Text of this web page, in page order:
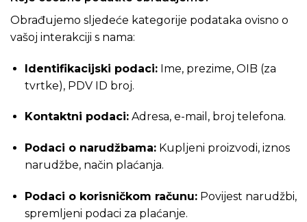
Obrađujemo sljedeće kategorije podataka ovisno o
vašoj interakciji s nama:
Identifikacijski podaci:Ime, prezime, OIB (za
tvrtke), PDV ID broj.
Kontaktni podaci:Adresa, e-mail, broj telefona.
Podaci o narudžbama:Kupljeni proizvodi, iznos
narudžbe, način plaćanja.
Podaci o korisničkom računu:Povijest narudžbi,
spremljeni podaci za plaćanje.